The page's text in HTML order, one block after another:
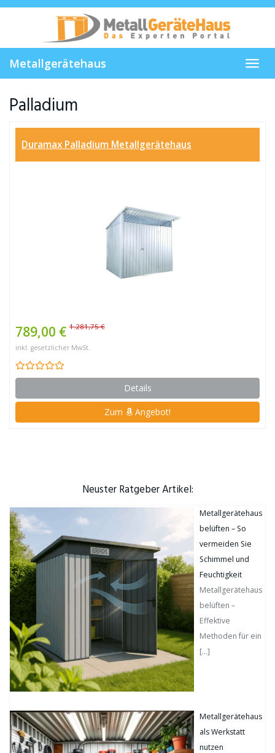
Skip
Metallgerätehaus
Palladium
Duramax Palladium Metallgerätehaus
789,00 € 1.281,75 €
inkl. gesetzlicher MwSt.
Details
Zum Angebot!
Neuster Ratgeber Artikel:
Metallgerätehaus
belüften – So
vermeiden Sie
Schimmel und
Feuchtigkeit
Metallgerätehaus
belüften –
Effektive
Methoden für ein
[…]
Metallgerätehaus
als Werkstatt
nutzen